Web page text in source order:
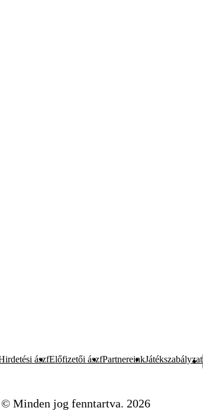
ászfElőfizetői ászfPartnereinkJátékszabályzat
Minden jog fenntartva. 2026